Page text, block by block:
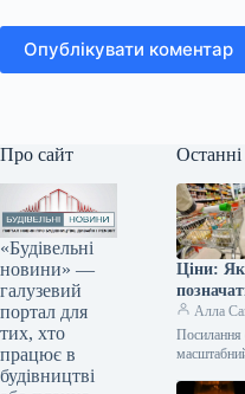
Опублікувати коментар
Про сайт
«Будівельні
новини» —
галузевий
портал для
тих, хто
працює в
будівництві
Ціни:
в Алла
Посилання
масштабний